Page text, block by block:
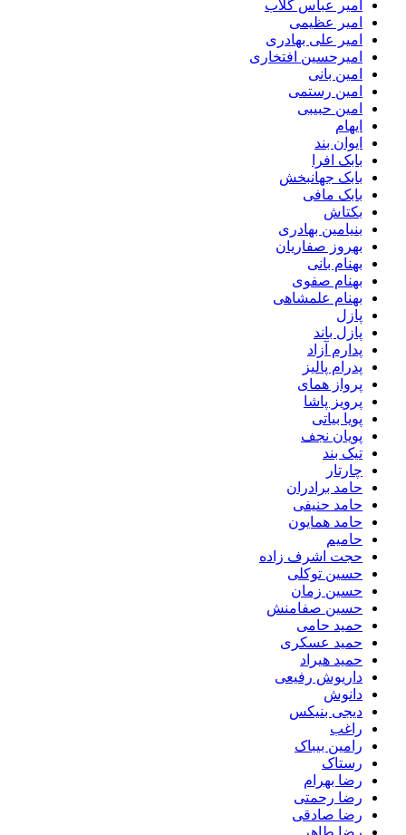
امیر عباس گلاب
امیر عظیمی
امیر علی بهادری
امیرحسین افتخاری
امین بانی
امین رستمی
امین حبیبی
ایهام
ایوان بند
بابک افرا
بابک جهانبخش
بابک مافی
بکتاش
بنیامین بهادری
بهروز صفاریان
بهنام بانی
بهنام صفوی
بهنام علمشاهی
پازل
پازل باند
پدارم آزاد
پدرام پالیز
پرواز همای
پرویز پاشا
پویا بیاتی
پویان نجف
تیک بند
چارتار
حامد برادران
حامد حنیفی
حامد همایون
حامیم
حجت اشرف زاده
حسین توکلی
حسین زمان
حسین صفامنش
حمید حامی
حمید عسکری
حمید هیراد
داریوش رفیعی
دانوش
دیجی بنیکس
راغب
رامین بیباک
رستاک
رضا بهرام
رضا رحمتی
رضا صادقی
رضا طاهر